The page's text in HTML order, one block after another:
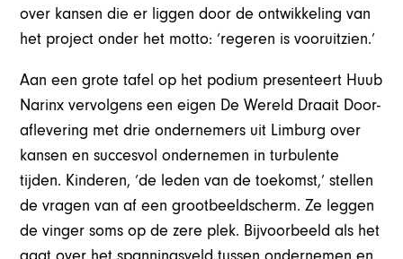
over kansen die er liggen door de ontwikkeling van
het project onder het motto: ‘regeren is vooruitzien.’
Aan een grote tafel op het podium presenteert Huub
Narinx vervolgens een eigen De Wereld Draait Door-
aflevering met drie ondernemers uit Limburg over
kansen en succesvol ondernemen in turbulente
tijden. Kinderen, ‘de leden van de toekomst,’ stellen
de vragen van af een grootbeeldscherm. Ze leggen
de vinger soms op de zere plek. Bijvoorbeeld als het